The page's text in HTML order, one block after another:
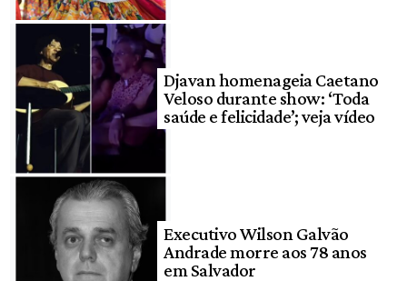
Djavan homenageia Caetano
Veloso durante show: ‘Toda
saúde e felicidade’; veja vídeo
Executivo Wilson Galvão
Andrade morre aos 78 anos
em Salvador